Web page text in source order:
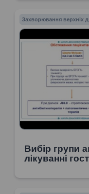
Захворювання верхніх
Вибір групи
лікуванні